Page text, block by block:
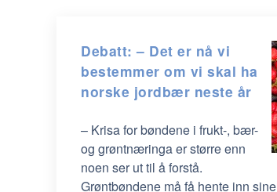
Debatt: – Det er nå vi
bestemmer om vi skal ha
norske jordbær neste år
– Krisa for bøndene i frukt-, bær-
og grøntnæringa er større enn
noen ser ut til å forstå.
Grøntbøndene må få hente inn sine